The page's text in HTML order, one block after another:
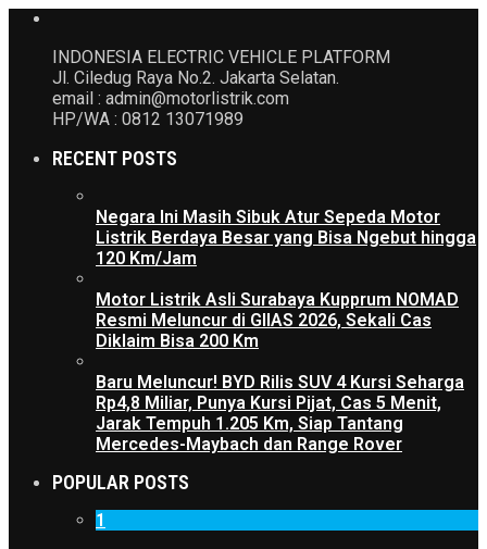
INDONESIA ELECTRIC VEHICLE PLATFORM
Jl. Ciledug Raya No.2. Jakarta Selatan.
email : admin@motorlistrik.com
HP/WA : 0812 13071989
RECENT POSTS
Negara Ini Masih Sibuk Atur Sepeda Motor
Listrik Berdaya Besar yang Bisa Ngebut hingga
120 Km/Jam
Motor Listrik Asli Surabaya Kupprum NOMAD
Resmi Meluncur di GIIAS 2026, Sekali Cas
Diklaim Bisa 200 Km
Baru Meluncur! BYD Rilis SUV 4 Kursi Seharga
Rp4,8 Miliar, Punya Kursi Pijat, Cas 5 Menit,
Jarak Tempuh 1.205 Km, Siap Tantang
Mercedes-Maybach dan Range Rover
POPULAR POSTS
1